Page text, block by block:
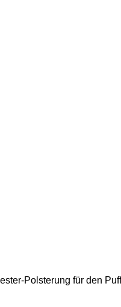
Polsterung für den